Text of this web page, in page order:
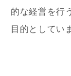
的な経営を行
目的としてい